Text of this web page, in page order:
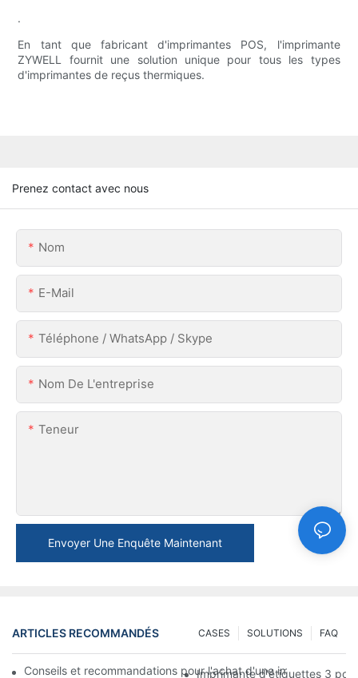
.
En tant que fabricant d'imprimantes POS, l'imprimante
ZYWELL fournit une solution unique pour tous les types
d'imprimantes de reçus thermiques.
Prenez contact avec nous
Nom
E-Mail
Téléphone / WhatsApp / Skype
Nom De L'entreprise
Teneur
Envoyer Une Enquête Maintenant
ARTICLES RECOMMANDÉS FAQ
SOLUTIONS
CASES
Conseils et recommandations pour l'achat d'une imprimante
Imprimante d'étiquettes 3